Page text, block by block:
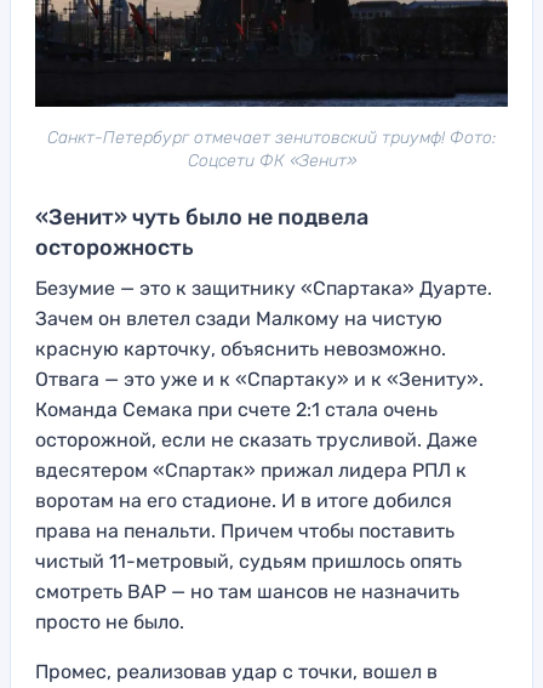
Санкт-Петербург отмечает зенитовский триумф! Фото:
Соцсети ФК «Зенит»
«Зенит» чуть было не подвела
осторожность
Безумие — это к защитнику «Спартака» Дуарте.
Зачем он влетел сзади Малкому на чистую
красную карточку, объяснить невозможно.
Отвага — это уже и к «Спартаку» и к «Зениту».
Команда Семака при счете 2:1 стала очень
осторожной, если не сказать трусливой. Даже
вдесятером «Спартак» прижал лидера РПЛ к
воротам на его стадионе. И в итоге добился
права на пенальти. Причем чтобы поставить
чистый 11-метровый, судьям пришлось опять
смотреть ВАР — но там шансов не назначить
просто не было.
Промес, реализовав удар с точки, вошел в